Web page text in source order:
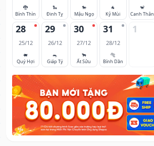
🐉
Bính Thìn
🐍
Đinh Tỵ
🐎
Mậu Ngọ
🐐
Kỷ Mùi
🐒
Canh Thân
28
25/12
🐖
Quý Hợi
29
26/12
🐀
Giáp Tý
30
27/12
🐂
Ất Sửu
31
28/12
🐅
Bính Dần
1